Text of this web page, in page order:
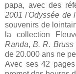
papa, avec des
2001 l'Odyssée de
souvenirs de
la collection
Randa,B. R. Bruss
de 20.000 ans ne
Avec ses 42